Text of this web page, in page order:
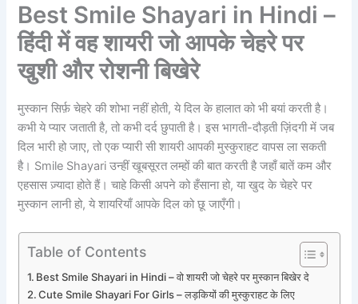
Best Smile Shayari in Hindi –
हिंदी में वह शायरी जो आपके चेहरे पर
खुशी और रोशनी बिखेरे
मुस्कान सिर्फ़ चेहरे की शोभा नहीं होती, ये दिल के हालात को भी बयां करती है।
कभी ये प्यार जताती है, तो कभी दर्द छुपाती है। इस भागती-दौड़ती ज़िंदगी में जब
दिल भारी हो जाए, तो एक प्यारी सी शायरी आपकी मुस्कुराहट वापस ला सकती
है। Smile Shayari उन्हीं खूबसूरत लम्हों की बात करती है जहाँ बातें कम और
एहसास ज़्यादा होते हैं। चाहे किसी अपने को हँसाना हो, या खुद के चेहरे पर
मुस्कान लानी हो, ये शायरियाँ आपके दिल को छू जाएँगी।
Table of Contents
Best Smile Shayari in Hindi – वो शायरी जो चेहरे पर मुस्कान बिखेर दे
Cute Smile Shayari For Girls – लड़कियों की मुस्कुराहट के लिए